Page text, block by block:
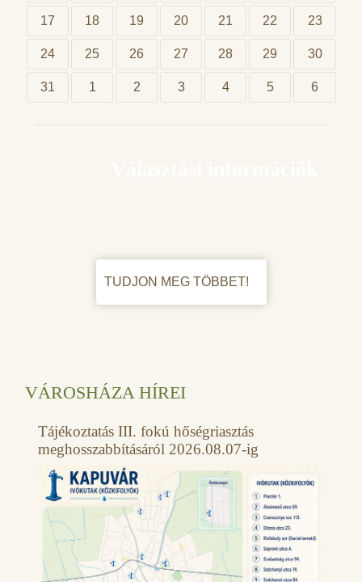
17 18 19 20 21 22 23
24 25 26 27 28 29 30
31 1 2 3 4 5 6
TUDJON MEG TÖBBET!
VÁROSHÁZA HÍREI
Tájékoztatás III. fokú hőségriasztás
meghosszabbításáról 2026.08.07-ig